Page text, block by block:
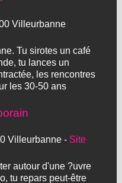
Villeurbanne
Tu sirotes un café
tu lances un
les rencontres
les 30-50 ans
Villeurbanne - Site
autour d'une ?uvre
tu repars peut-être